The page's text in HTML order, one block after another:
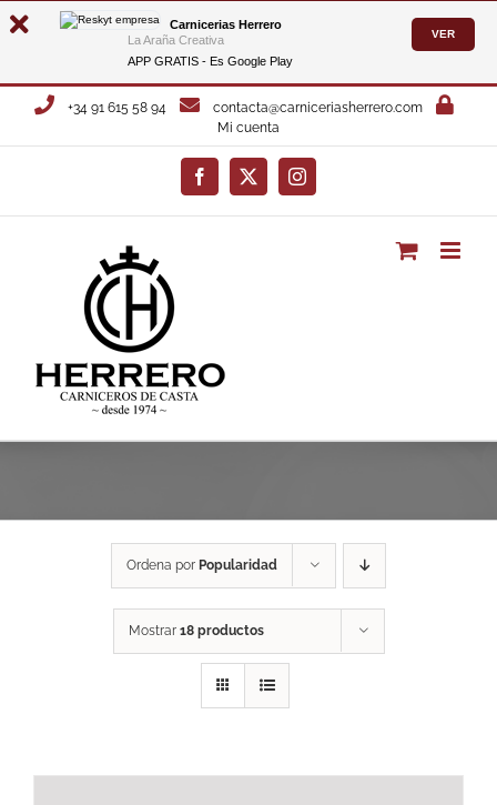
Carnicerias Herrero
La Araña Creativa
APP GRATIS - Es Google Play
VER
Saltar
+34 91 615 58 94
contacta@carniceriasherrero.com
Mi cuenta
Facebook
X Instagram
Ordena por Popularidad
Mostrar 18 productos